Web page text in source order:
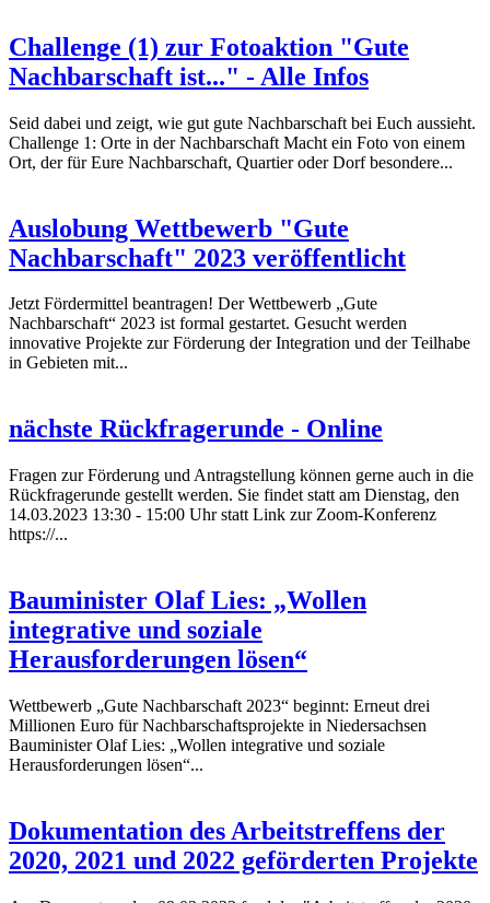
Challenge (1) zur Fotoaktion "Gute
Nachbarschaft ist..." - Alle Infos
Seid dabei und zeigt, wie gut gute Nachbarschaft bei Euch aussieht.
Challenge 1: Orte in der Nachbarschaft Macht ein Foto von einem
Ort, der für Eure Nachbarschaft, Quartier oder Dorf besondere...
Auslobung Wettbewerb "Gute
Nachbarschaft" 2023 veröffentlicht
Jetzt Fördermittel beantragen! Der Wettbewerb „Gute
Nachbarschaft“ 2023 ist formal gestartet. Gesucht werden
innovative Projekte zur Förderung der Integration und der Teilhabe
in Gebieten mit...
nächste Rückfragerunde - Online
Fragen zur Förderung und Antragstellung können gerne auch in die
Rückfragerunde gestellt werden. Sie findet statt am Dienstag, den
14.03.2023 13:30 - 15:00 Uhr statt Link zur Zoom-Konferenz
https://...
Bauminister Olaf Lies: „Wollen
integrative und soziale
Herausforderungen lösen“
Wettbewerb „Gute Nachbarschaft 2023“ beginnt: Erneut drei
Millionen Euro für Nachbarschaftsprojekte in Niedersachsen
Bauminister Olaf Lies: „Wollen integrative und soziale
Herausforderungen lösen“...
Dokumentation des Arbeitstreffens der
2020, 2021 und 2022 geförderten Projekte